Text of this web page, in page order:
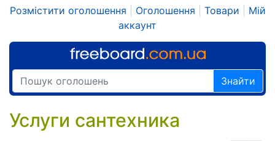
Розмістити оголошення Оголошення Товари
Мій
аккаунт
Знайти
Услуги сантехника